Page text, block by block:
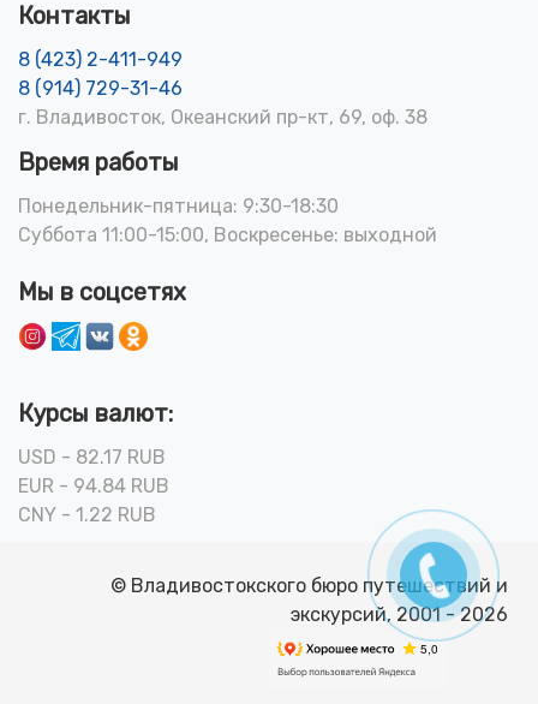
Контакты
8 (423) 2-411-949
8 (914) 729-31-46
г. Владивосток, Океанский пр-кт, 69, оф. 38
Время работы
Понедельник-пятница: 9:30-18:30
Суббота 11:00-15:00, Воскресенье: выходной
Мы в соцсетях
Курсы валют:
USD - 82.17 RUB
EUR - 94.84 RUB
CNY - 1.22 RUB
© Владивостокского бюро путешествий и
экскурсий, 2001 - 2026